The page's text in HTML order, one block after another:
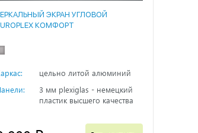
ЭКРАН УГЛОВОЙ
КОМФОРТ
цельно литой алюминий
3 мм plexiglas - немецкий
пластик высшего качества